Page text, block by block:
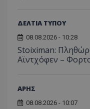
ΔΕΛΤΙΑ ΤΥΠΟΥ
08.08.2026 - 10:28
Stoiximan:
Αϊντχόφεν –
ΑΡΗΣ
08.08.2026 - 10:07